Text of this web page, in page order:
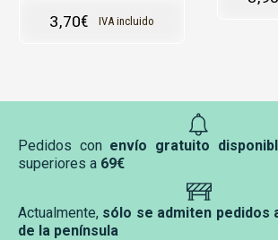
3,70€ IVA incluido
Pedidos con envío gratuito
superiores a 69€
Actualmente, sólo se admiten pedidos
de la península